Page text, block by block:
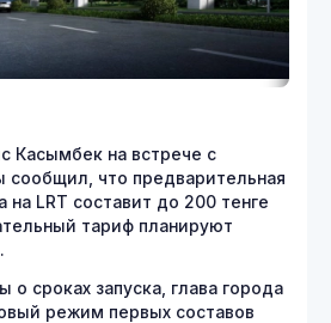
Касымбек на встрече с
что предварительная
на LRT составит до 200 тенге
тариф планируют
о сроках запуска, глава города
режим первых составов